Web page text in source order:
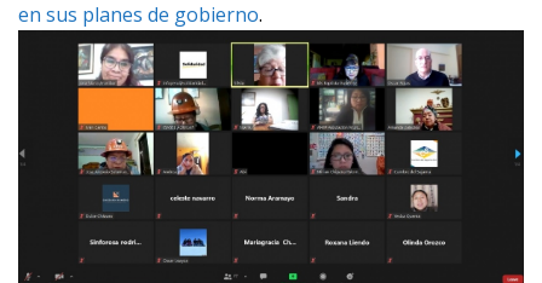
en sus planes de gobierno.